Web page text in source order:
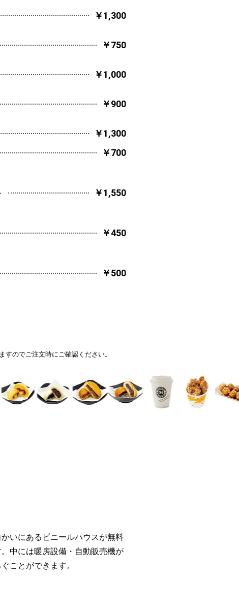
￥1,300
￥750
￥1,000
￥900
￥1,300
￥700
￥1,550
￥450
￥500
のでご注文時にご確認ください。
いにあるビニールハウスが無料
中には暖房設備・自動販売機が
ことができます。